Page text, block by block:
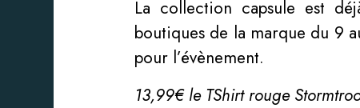
La collection capsule est
boutiques de la marque du 9
pour l’évènement.
13,99€ le TShirt rouge